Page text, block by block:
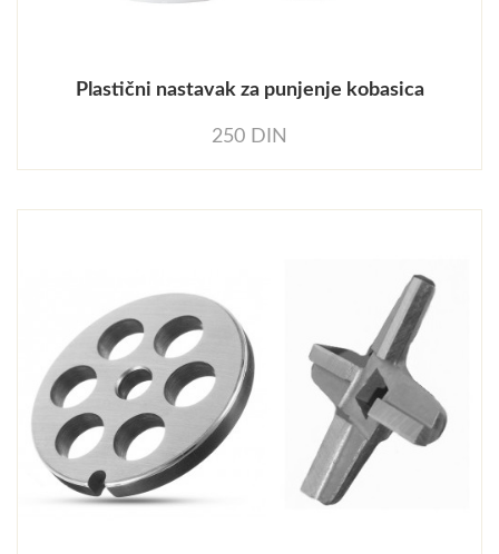
Plastični nastavak za punjenje kobasica
250 DIN